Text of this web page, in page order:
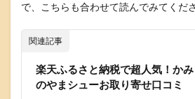
で、こちらも合わせて読んでみてくだ
関連記事
楽天ふるさと納税で超人気！かみ
のやまシューお取り寄せ口コミ